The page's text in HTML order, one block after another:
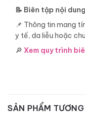
📝 Biên tập nội
📌 Thông tin mang
y tế, da liễu hoặc
🔎 Xem quy trình
SẢN PHẨM